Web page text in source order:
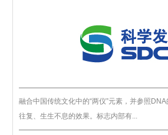
融合中国传统文化中的“两仪”元素，并参照
往复、生生不息的效果。标志内部有...